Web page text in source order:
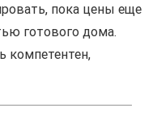
пока цены еще
готового дома.
компетентен,